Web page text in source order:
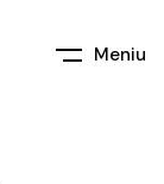
Meniu